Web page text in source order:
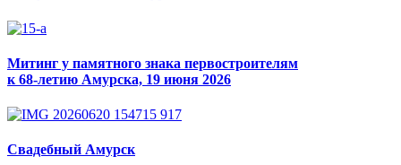
Митинг у памятного знака первостроителям
к 68-летию Амурска, 19 июня 2026
Свадебный Амурск